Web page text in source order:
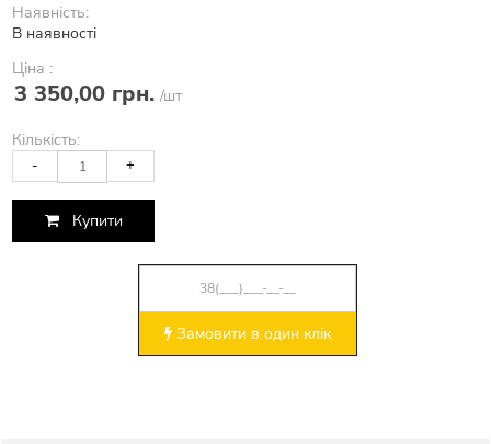
Наявність:
В наявності
Ціна :
3 350,00 грн. /шт
Кількість:
- +
Купити
Замовити в один клік